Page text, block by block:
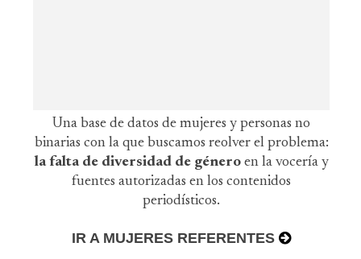
Una base de datos de mujeres y personas no
binarias con la que buscamos reolver el problema:
la falta de diversidad de género en la vocería y
fuentes autorizadas en los contenidos
periodísticos.
IR A MUJERES REFERENTES